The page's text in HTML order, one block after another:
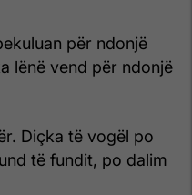
për ndonjë
lënë vend për ndonjë
Diçka të vogël po
të fundit, po dalim